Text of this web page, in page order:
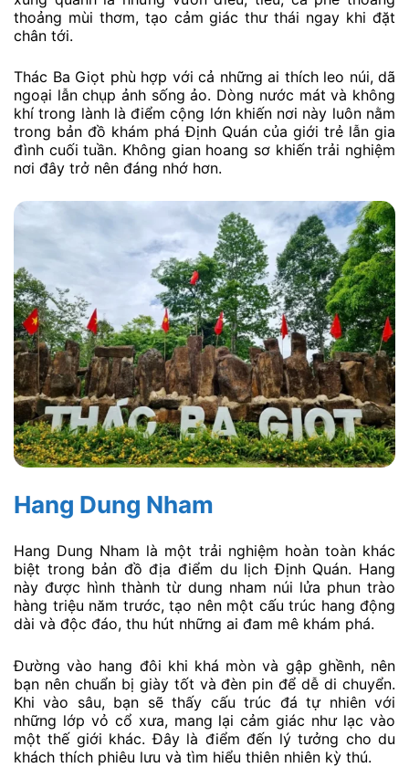
thoảng mùi thơm, tạo cảm giác thư thái ngay khi đặt
chân tới.
Thác Ba Giọt phù hợp với cả những ai thích leo núi, dã
ngoại lẫn chụp ảnh sống ảo. Dòng nước mát và không
khí trong lành là điểm cộng lớn khiến nơi này luôn nằm
trong bản đồ khám phá Định Quán của giới trẻ lẫn gia
đình cuối tuần. Không gian hoang sơ khiến trải nghiệm
nơi đây trở nên đáng nhớ hơn.
Hang Dung Nham
Hang Dung Nham là một trải nghiệm hoàn toàn khác
biệt trong bản đồ địa điểm du lịch Định Quán. Hang
này được hình thành từ dung nham núi lửa phun trào
hàng triệu năm trước, tạo nên một cấu trúc hang động
dài và độc đáo, thu hút những ai đam mê khám phá.
Đường vào hang đôi khi khá mòn và gập ghềnh, nên
bạn nên chuẩn bị giày tốt và đèn pin để dễ di chuyển.
Khi vào sâu, bạn sẽ thấy cấu trúc đá tự nhiên với
những lớp vỏ cổ xưa, mang lại cảm giác như lạc vào
một thế giới khác. Đây là điểm đến lý tưởng cho du
khách thích phiêu lưu và tìm hiểu thiên nhiên kỳ thú.